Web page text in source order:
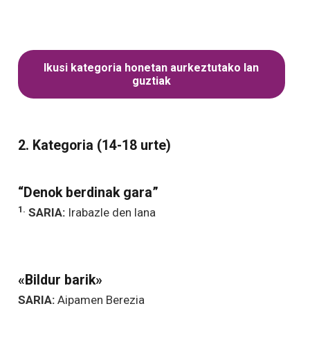
Ikusi kategoria honetan aurkeztutako lan
guztiak
2. Kategoria (14-18 urte)
“Denok berdinak gara”
1. SARIA: Irabazle den lana
«Bildur barik»
SARIA: Aipamen Berezia